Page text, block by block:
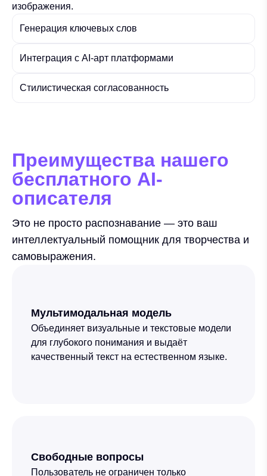
изображения.
Генерация ключевых слов
Интеграция с AI-арт платформами
Стилистическая согласованность
Преимущества нашего
бесплатного AI-
описателя
Это не просто распознавание — это ваш
интеллектуальный помощник для творчества и
самовыражения.
Мультимодальная модель
Объединяет визуальные и текстовые модели
для глубокого понимания и выдаёт
качественный текст на естественном языке.
Свободные вопросы
Пользователь не ограничен только